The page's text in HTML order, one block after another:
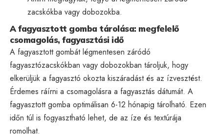
zacskókba vagy dobozokba.
A fagyasztott gomba tárolása: megfelelő
csomagolás, fagyasztási idő
A fagyasztott gombát légmentesen záródó
fagyasztózacskókban vagy dobozokban tároljuk, hogy
elkerüljük a fagyasztó okozta kiszáradást és az ízvesztést.
Érdemes ráírni a csomagolásra a fagyasztás dátumát. A
fagyasztott gomba optimálisan 6-12 hónapig tárolható. Ezen
időn túl is fogyasztható lehet, de az íze és textúrája
romolhat.